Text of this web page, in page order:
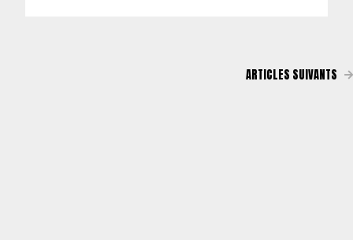
ARTICLES SUIVANTS